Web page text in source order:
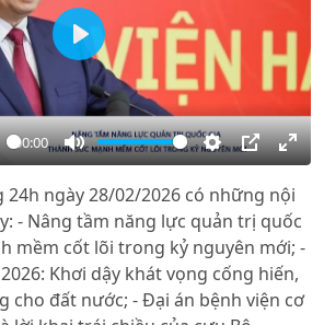
00:00
Mute Settings
PIP
Play
24h ngày 28/02/2026 có những nội
- Nâng tầm năng lực quản trị quốc
mềm cốt lõi trong kỷ nguyên mới; -
Khơi dậy khát vọng cống hiến,
cho đất nước; - Đại án bệnh viện cơ